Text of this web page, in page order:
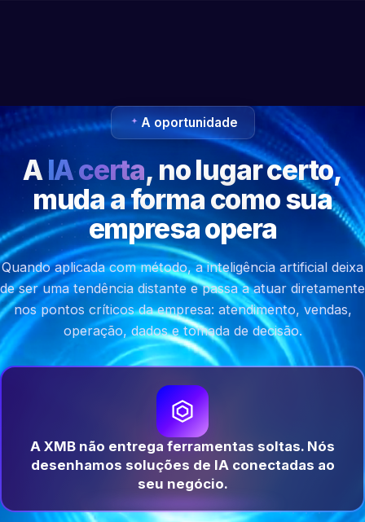
A oportunidade
AIA certa, no lugar certo,
muda a forma como sua
empresa opera
Quando aplicada com método, a inteligência artificial deixa
de ser uma tendência distante e passa a atuar diretamente
nos pontos críticos da empresa: atendimento, vendas,
operação, dados e tomada de decisão.
A XMB não entrega ferramentas soltas. Nós
desenhamos soluções de IA conectadas ao
seu negócio.